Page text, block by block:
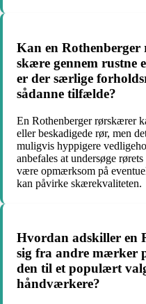
Kan en
skære gennem rustne
er der særlige
sådanne tilfælde?
En Rothenberger rørskærer
eller beskadigede rør, men
muligvis hyppigere
anbefales at undersøge
være opmærksom på
kan påvirke skærekvaliteten.
Hvordan adskiller en
sig fra andre mærker
den til et populært
håndværkere?